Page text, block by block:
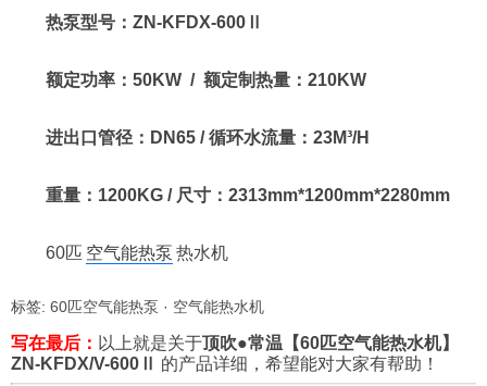
热泵型号：ZN-KFDX-600Ⅱ
额定功率：50KW / 额定制热量：210KW
进出口管径：DN65 / 循环水流量：23M³/H
重量：1200KG / 尺寸：2313mm*1200mm*2280mm
60匹 空气能热泵 热水机
标签: 60匹空气能热泵 · 空气能热水机
写在最后： 以上就是关于顶吹●常温【60匹空气能热水机】
ZN-KFDX/V-600Ⅱ
的产品详细，希望能对大家有帮助！